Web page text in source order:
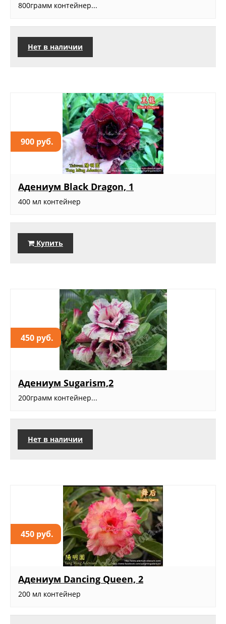
800грамм контейнер...
Нет в наличии
900 руб.
Адениум Black Dragon, 1
400 мл контейнер
Купить
450 руб.
Адениум Sugarism,2
200грамм контейнер...
Нет в наличии
450 руб.
Адениум Dancing Queen, 2
200 мл контейнер